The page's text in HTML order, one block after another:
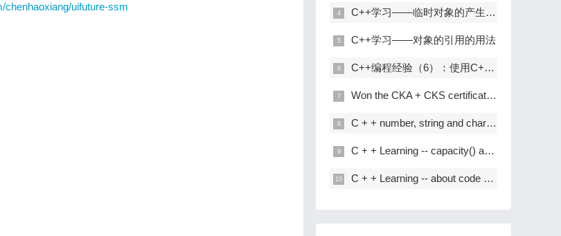
chenhaoxiang/uifuture-ssm C++学习——临时对象的产生与优化
C++学习——对象的引用的用法
C++编程经验（6）：使用C++风格的类型转换
Won the CKA + CKS certificate with the highest gold content in kubernetes in 31 days!
C + + number, string and char * conversion
C + + Learning -- capacity() and resize() in C + +
C + + Learning -- about code performance optimization